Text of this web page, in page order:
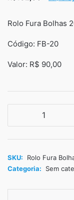
era:
Rolo Fura Bolhas
Código: FB-20
Valor: R$ 90,00
20cm
SKU:
Rolo Fura
Categoria:
Sem